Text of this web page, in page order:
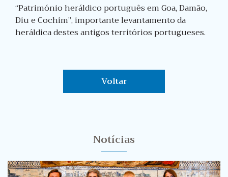
“Património heráldico português em Goa, Damão,
Diu e Cochim”, importante levantamento da
heráldica destes antigos territórios portugueses.
Voltar
Notícias